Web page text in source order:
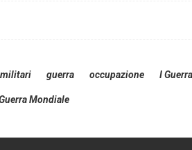
militari guerra occupazione I
Mondiale